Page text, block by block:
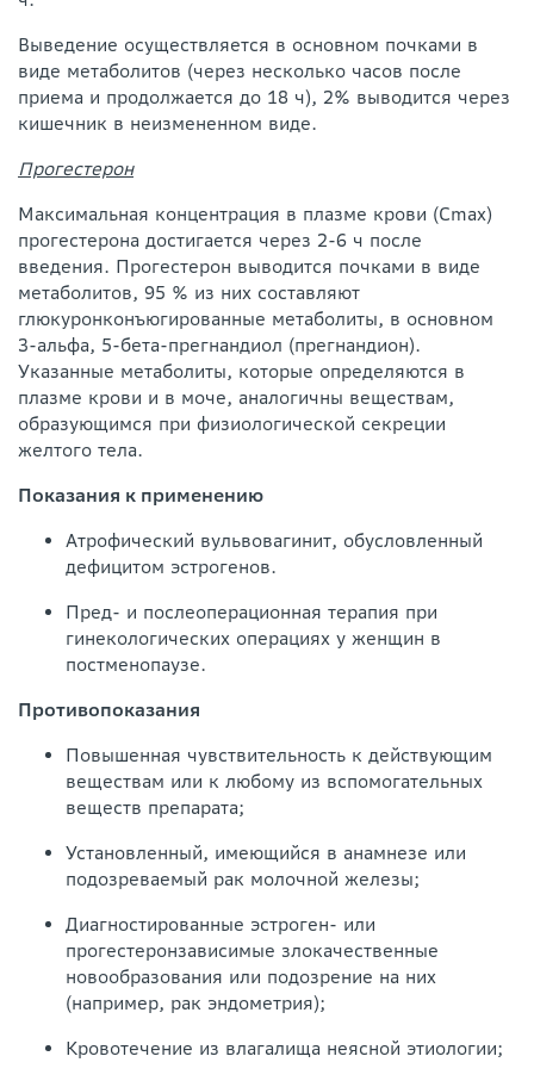
Выведение осуществляется в основном почками в
виде метаболитов (через несколько часов после
приема и продолжается до 18 ч), 2% выводится через
кишечник в неизмененном виде.
Прогестерон
Максимальная концентрация в плазме крови (Сmах)
прогестерона достигается через 2-6 ч после
введения. Прогестерон выводится почками в виде
метаболитов, 95 % из них составляют
глюкуронконъюгированные метаболиты, в основном
3-альфа, 5-бета-прегнандиол (прегнандион).
Указанные метаболиты, которые определяются в
плазме крови и в моче, аналогичны веществам,
образующимся при физиологической секреции
желтого тела.
Показания к применению
Атрофический вульвовагинит, обусловленный
дефицитом эстрогенов.
Пред- и послеоперационная терапия при
гинекологических операциях у женщин в
постменопаузе.
Противопоказания
Повышенная чувствительность к действующим
веществам или к любому из вспомогательных
веществ препарата;
Установленный, имеющийся в анамнезе или
подозреваемый рак молочной железы;
Диагностированные эстроген- или
прогестеронзависимые злокачественные
новообразования или подозрение на них
(например, рак эндометрия);
Кровотечение из влагалища неясной этиологии;